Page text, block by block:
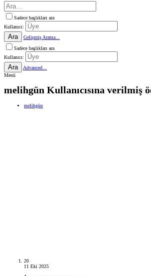
Sadece başlıkları ara
Kullanıcı:
Ara
Gelişmiş Arama...
Sadece başlıkları ara
Kullanıcı:
Ara
Advanced...
Menü
melihgün Kullanıcısına verilmiş
melihgün
20
11 Eki 2025